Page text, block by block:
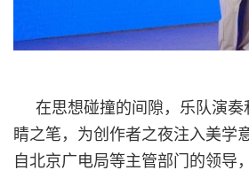
在思想碰撞的间隙，乐队演奏
睛之笔，为创作者之夜注入美学
自北京广电局等主管部门的领导